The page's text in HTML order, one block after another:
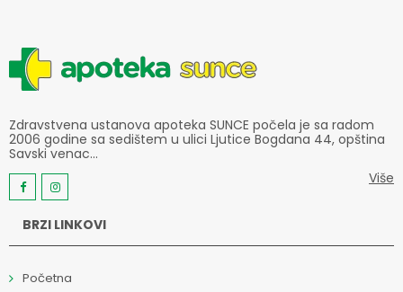
Zdravstvena ustanova apoteka SUNCE počela je sa radom
2006 godine sa sedištem u ulici Ljutice Bogdana 44, opština
Savski venac...
Više
BRZI LINKOVI
Početna